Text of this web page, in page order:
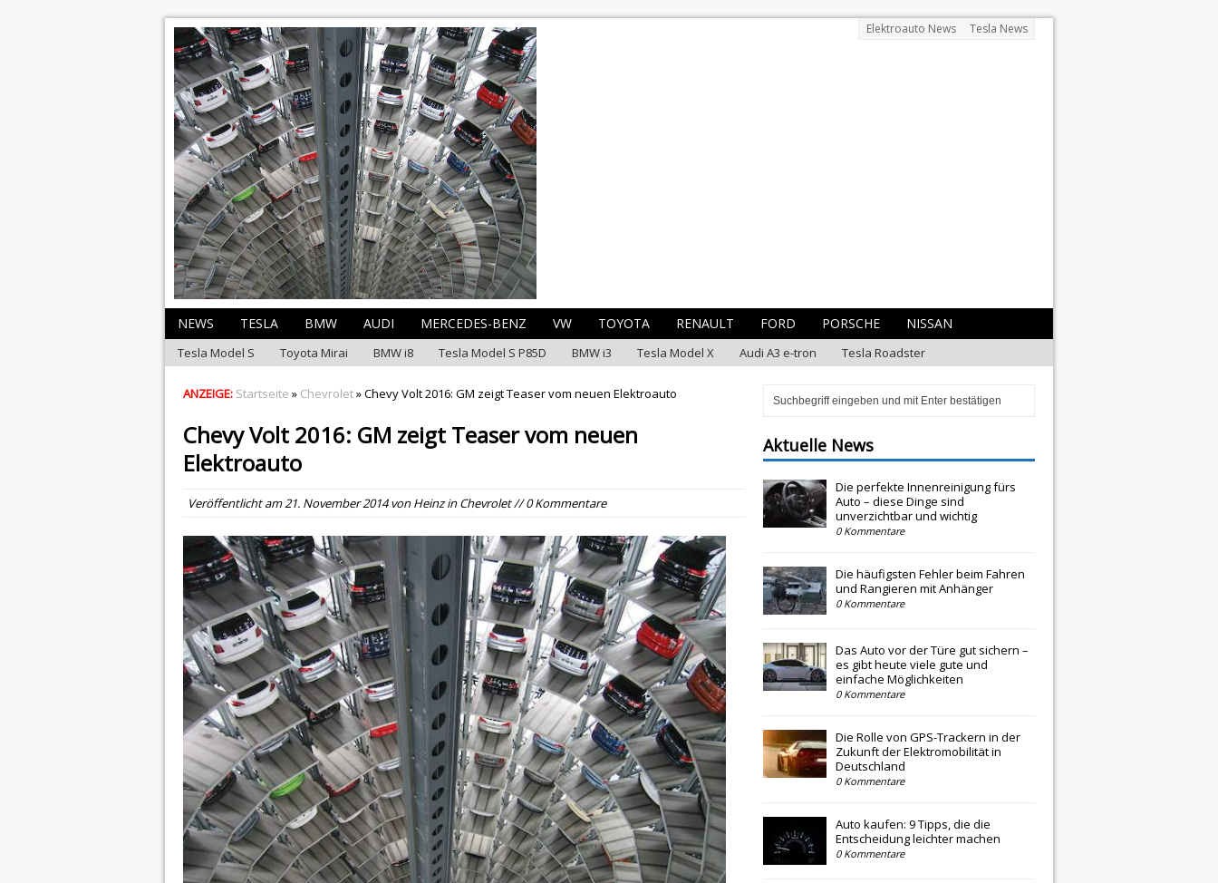
Elektroauto News Tesla News
NEWS TESLA BMW AUDI MERCEDES-BENZ VW TOYOTA RENAULT FORD PORSCHE NISSAN
Tesla Model S Toyota Mirai BMW i8 Tesla Model S P85D BMW i3 Tesla Model X Audi A3 e-tron Tesla Roadster
ANZEIGE: Startseite » Chevrolet» Chevy Volt 2016: GM zeigt Teaser vom neuen Elektroauto
Chevy Volt 2016: GM zeigt Teaser vom neuen
Elektroauto
Veröffentlicht am21. November 2014vonHeinzinChevrolet// 0 Kommentare
Aktuelle News
Die perfekte Innenreinigung fürs
Auto – diese Dinge sind
unverzichtbar und wichtig
0 Kommentare
Die häufigsten Fehler beim Fahren
und Rangieren mit Anhänger
0 Kommentare
Das Auto vor der Türe gut sichern –
es gibt heute viele gute und
einfache Möglichkeiten
0 Kommentare
Die Rolle von GPS-Trackern in der
Zukunft der Elektromobilität in
Deutschland
0 Kommentare
Auto kaufen: 9 Tipps, die die
Entscheidung leichter machen
0 Kommentare